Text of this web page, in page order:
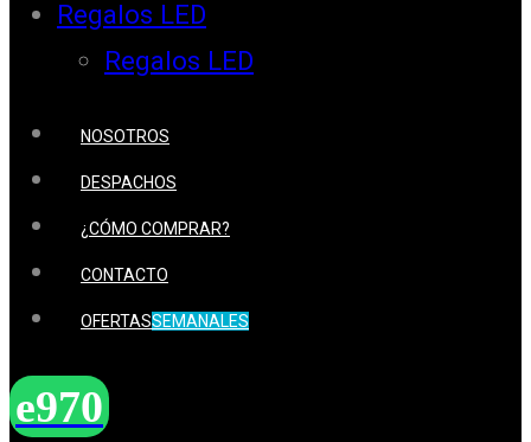
Regalos LED
Regalos LED
NOSOTROS
DESPACHOS
¿CÓMO COMPRAR?
CONTACTO
OFERTASSEMANALES